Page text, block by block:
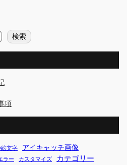
検索
項
絵文字
アイキャッチ画像
ラー カスタマイズ カテゴリー